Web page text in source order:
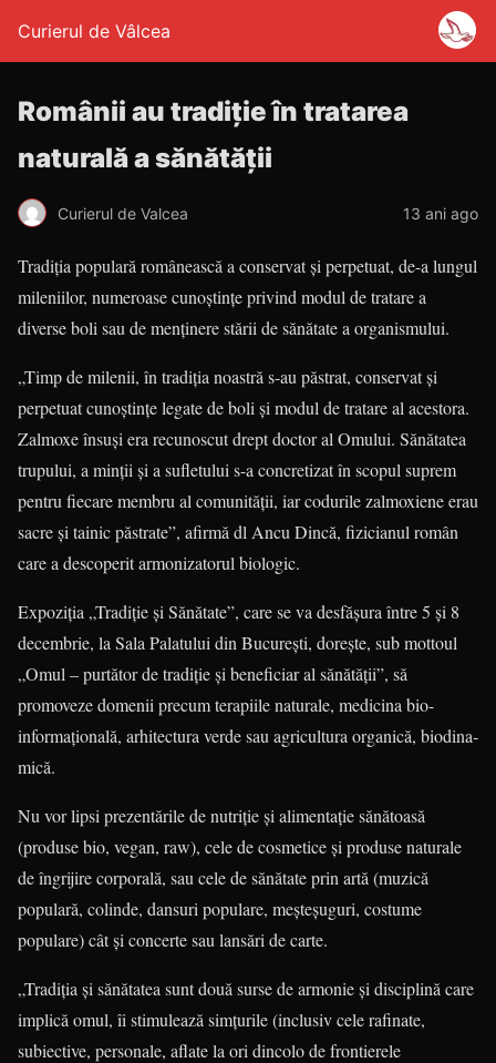
Curierul de Vâlcea
Românii au tradiţie în tratarea
naturală a sănătăţii
Curierul de Valcea 13 ani ago
Tradiţia populară românească a conservat şi perpetuat, de-a lungul
mileniilor, numeroase cunoştinţe privind modul de tratare a
diverse boli sau de menţinere stării de sănătate a organis­mului.
„Timp de milenii, în tradiția noastră s-au păstrat, conservat și
perpetuat cunoș­tințe legate de boli și modul de tratare al acestora.
Zalmoxe însuși era recunoscut drept doctor al Omului. Sănătatea
trupului, a minții și a sufletului s-a concretizat în scopul suprem
pentru fiecare membru al comunității, iar codu­rile zalmoxiene erau
sacre și tainic păs­trate”, afirmă dl Ancu Dincă, fizicianul român
care a descoperit armonizatorul biologic.
Expoziţia „Tradiţie şi Sănătate”, care se va desfăşura între 5 şi 8
decembrie, la Sala Palatului din Bucureşti, doreşte, sub mottoul
„Omul – purtător de tradiție și bene­ficiar al sănătății”, să
promoveze domenii precum terapiile naturale, me­dicina bio-
informațională, arhitectura verde sau agricultura organică, biodina­
mică.
Nu vor lipsi prezentările de nutriție şi alimentație sănătoasă
(produse bio, vegan, raw), cele de cosmetice și pro­duse naturale
de îngrijire corporală, sau cele de sănătate prin artă (muzică
populară, colinde, dansuri populare, meșteșuguri, costume
populare) cât şi concerte sau lansări de carte.
„Tradiția și sănătatea sunt două surse de armonie și disciplină care
im­plică omul, îi stimulează simțurile (in­clusiv cele rafinate,
subiective, perso­nale, aflate la ori dincolo de frontierele